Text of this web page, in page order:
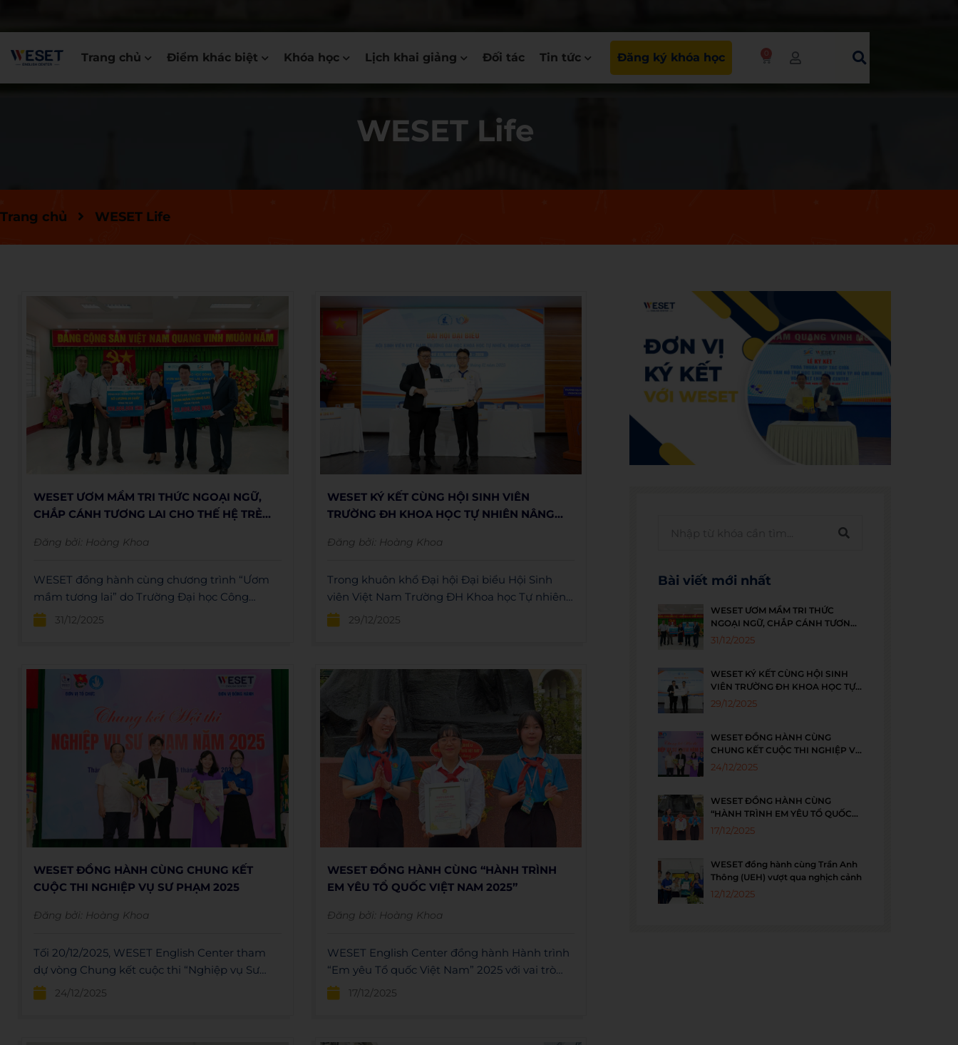
Trang chủ Điểm khác biệt Khóa học Lịch khai giảng Đối tác Tin tức Đăng ký khóa học 0
WESET Life
Trang chủ WESET Life
WESET ƯƠM MẦM TRI THỨC NGOẠI NGỮ,
CHẮP CÁNH TƯƠNG LAI CHO THẾ HỆ TRẺ
Đăng bởi: Hoàng Khoa
WESET đồng hành cùng chương trình “Ươm
mầm tương lai” do Trường Đại học Công
Thương TP.HCM (HUIT) tổ chức tại nhiều địa
phương trên cả nước, với mong muốn lan tỏa
tặng hàng trăm suất học bổng luyện tiếng
Anh cho học sinh có hoàn cảnh khó khăn tại
các tỉnh như Gia Lai, Đắk Lắk, Khánh Hòa, Tây
Ninh và Cà Mau, WESET góp phần tiếp thêm
động lực để các em tự tin vươn xa, hội nhập và
hướng đến một tương lai rộng mở hơn.
31/12/2025
WESET KÝ KẾT CÙNG HỘI SINH VIÊN
TRƯỜNG ĐH KHOA HỌC TỰ NHIÊN NÂNG
SINH VIÊN
Đăng bởi: Hoàng Khoa
Trong khuôn khổ Đại hội Đại biểu Hội Sinh
viên Việt Nam Trường ĐH Khoa học Tự nhiên –
ĐHQG-HCM lần thứ XIII, WESET chính thức ký
kết hợp tác cùng Hội Sinh viên Nhà trường, trở
Thông qua hợp tác, WESET triển khai nhiều
chương trình học tập, chia sẻ và phát triển kỹ
năng tiếng Anh, góp phần mở rộng cơ hội học
tập, nghiên cứu và hội nhập quốc tế cho sinh
viên Khoa học Tự nhiên.
29/12/2025
WESET ĐỒNG HÀNH CÙNG CHUNG KẾT
CUỘC THI NGHIỆP VỤ SƯ PHẠM 2025
Đăng bởi: Hoàng Khoa
Tối 20/12/2025, WESET English Center tham
dự vòng Chung kết cuộc thi “Nghiệp vụ Sư
phạm – Năm 2025” với vai trò đối tác chiến
lược, đồng hành hỗ trợ thí sinh và góp phần
24/12/2025
WESET ĐỒNG HÀNH CÙNG “HÀNH TRÌNH
EM YÊU TỔ QUỐC VIỆT NAM 2025”
Đăng bởi: Hoàng Khoa
WESET English Center đồng hành Hành trình
“Em yêu Tổ quốc Việt Nam” 2025 với vai trò
đơn vị trao học bổng, trao tặng 253 suất học
bổng tiếng Anh trị giá hơn 2,4 tỷ đồng cho đội
17/12/2025
Bài viết mới nhất
WESET ƯƠM MẦM TRI THỨC
NGOẠI NGỮ, CHẮP CÁNH TƯƠNG
LAI CHO THẾ HỆ TRẺ VIỆT NAM
31/12/2025
WESET KÝ KẾT CÙNG HỘI SINH
VIÊN TRƯỜNG ĐH KHOA HỌC TỰ
NHIÊN NÂNG CAO NĂNG LỰC
29/12/2025
WESET ĐỒNG HÀNH CÙNG
CHUNG KẾT CUỘC THI NGHIỆP VỤ
SƯ PHẠM 2025
24/12/2025
WESET ĐỒNG HÀNH CÙNG
“HÀNH TRÌNH EM YÊU TỔ QUỐC
VIỆT NAM 2025”
17/12/2025
WESET đồng hành cùng Trần Anh
Thông (UEH) vượt qua nghịch cảnh
12/12/2025